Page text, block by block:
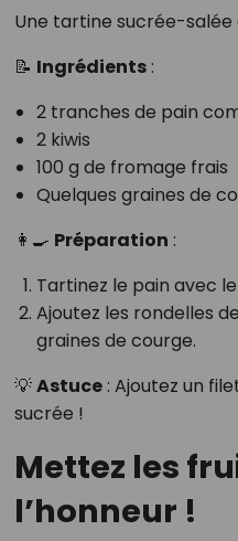
Une tartine sucrée-salée
📝 Ingrédients:
2 tranches de pain
2 kiwis
100 g de fromage frais
Quelques graines de
👩‍🍳 Préparation :
Tartinez le pain avec
Ajoutez les rondelles
graines de courge.
💡Astuce: Ajoutez un
sucrée !
Mettez les
l’honneur !